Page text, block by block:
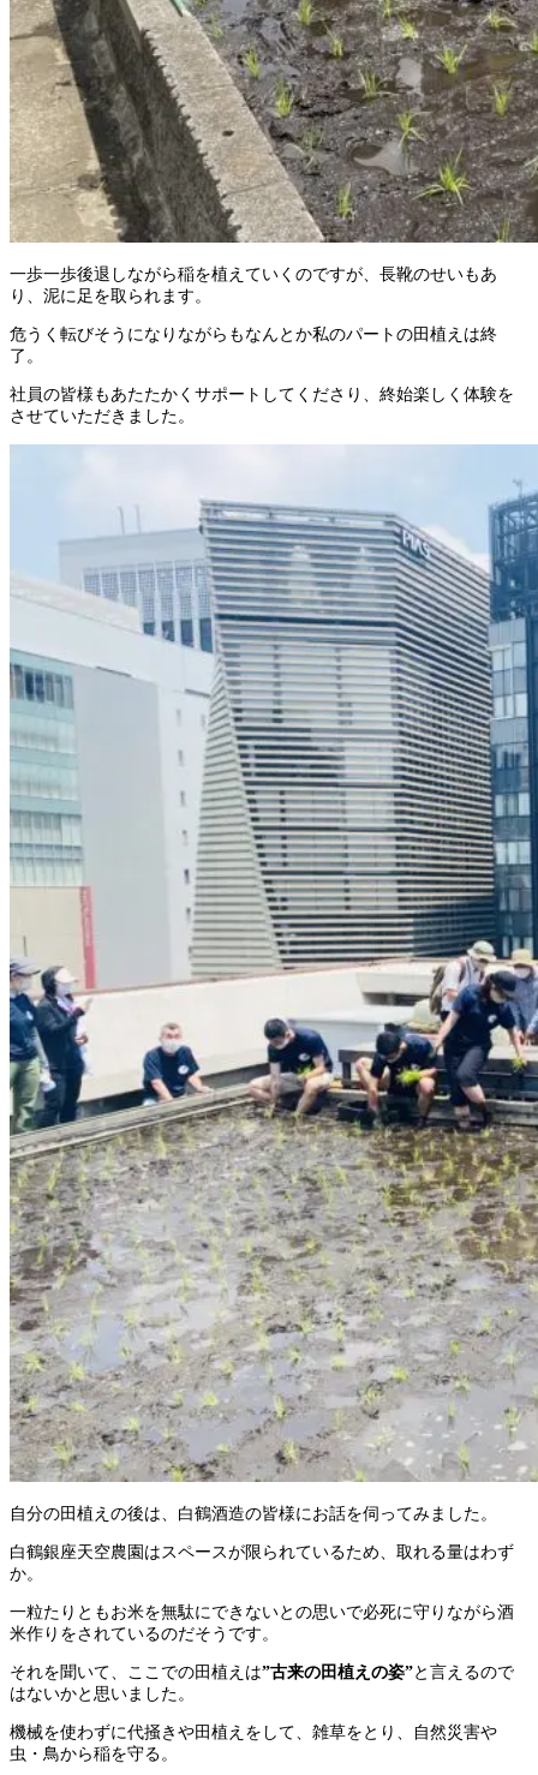
一歩一歩後退しながら稲を植えていくのですが、長靴のせいもあ
り、泥に足を取られます。
危うく転びそうになりながらもなんとか私のパートの田植えは終
了。
社員の皆様もあたたかくサポートしてくださり、終始楽しく体験を
させていただきました。
自分の田植えの後は、白鶴酒造の皆様にお話を伺ってみました。
白鶴銀座天空農園はスペースが限られているため、取れる量はわず
か。
一粒たりともお米を無駄にできないとの思いで必死に守りながら酒
米作りをされているのだそうです。
それを聞いて、ここでの田植えは”古来の田植えの姿”と言えるので
はないかと思いました。
機械を使わずに代掻きや田植えをして、雑草をとり、自然災害や
虫・鳥から稲を守る。